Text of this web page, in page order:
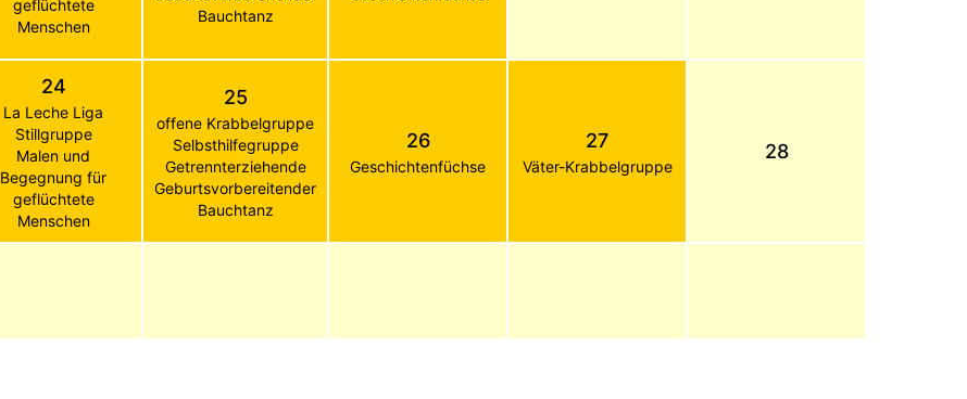
geflüchtete
Menschen
Bauchtanz
24
La Leche Liga
Stillgruppe
Malen und
Begegnung für
geflüchtete
Menschen
25
offene Krabbelgruppe
Selbsthilfegruppe
Getrennterziehende
Geburtsvorbereitender
Bauchtanz
26
Geschichtenfüchse
27
Väter-Krabbelgruppe
28